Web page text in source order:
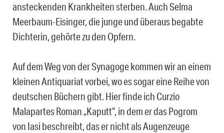
ansteckenden Krankheiten sterben. Auch Selma
Meerbaum-Eisinger, die junge und überaus begabte
Dichterin, gehörte zu den Opfern.
Auf dem Weg von der Synagoge kommen wir an einem
kleinen Antiquariat vorbei, wo es sogar eine Reihe von
deutschen Büchern gibt. Hier finde ich Curzio
Malapartes Roman „Kaputt“, in dem er das Pogrom
von Iasi beschreibt, das er nicht als Augenzeuge